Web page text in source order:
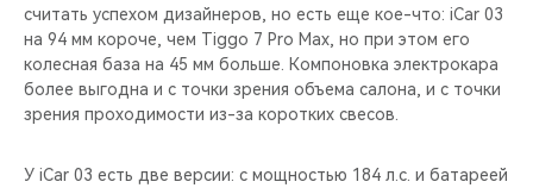
считать успехом дизайнеров, но есть еще кое-что: iCar 03
на 94 мм короче, чем Tiggo 7 Pro Max, но при этом его
колесная база на 45 мм больше. Компоновка электрокара
более выгодна и с точки зрения объема салона, и с точки
зрения проходимости из-за коротких свесов.
У iCar 03 есть две версии: с мощностью 184 л.с. и батареей